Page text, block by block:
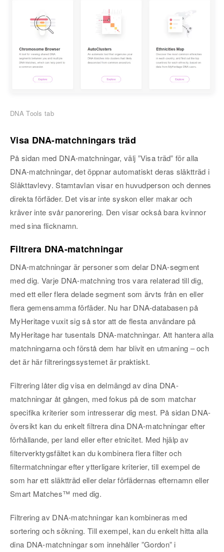
DNA Tools tab
Visa DNA-matchningars träd
På sidan med DNA-matchningar, välj ”Visa träd” för alla
DNA-matchningar, det öppnar automatiskt deras släktträd i
Släkttavlevy. Stamtavlan visar en huvudperson och dennes
direkta förfäder. Det visar inte syskon eller makar och
kräver inte svår panorering. Den visar också bara kvinnor
med sina flicknamn.
Filtrera DNA-matchningar
DNA-matchningar är personer som delar DNA-segment
med dig. Varje DNA-matchning tros vara relaterad till dig,
med ett eller flera delade segment som ärvts från en eller
flera gemensamma förfäder. Nu har DNA-databasen på
MyHeritage vuxit sig så stor att de flesta användare på
MyHeritage har tusentals DNA-matchningar. Att hantera alla
matchningarna och förstå dem har blivit en utmaning – och
det är här filtreringssystemet är praktiskt.
Filtrering låter dig visa en delmängd av dina DNA-
matchningar åt gången, med fokus på de som matchar
specifika kriterier som intresserar dig mest. På sidan DNA-
översikt kan du enkelt filtrera dina DNA-matchningar efter
förhållande, per land eller efter etnicitet. Med hjälp av
filterverktygsfältet kan du kombinera flera filter och
filtermatchningar efter ytterligare kriterier, till exempel de
som har ett släktträd eller delar förfädernas efternamn eller
Smart Matches™ med dig.
Filtrering av DNA-matchningar kan kombineras med
sortering och sökning. Till exempel, kan du enkelt hitta alla
dina DNA-matchningar som innehåller ”Gordon” i